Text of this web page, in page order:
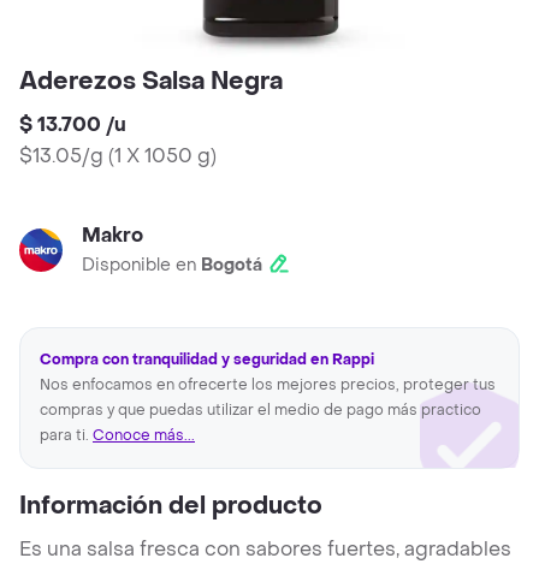
Aderezos Salsa Negra
$ 13.700 /u
$13.05/g (1 X 1050 g)
Makro
Disponible en Bogotá
Compra con tranquilidad y seguridad en Rappi
Nos enfocamos en ofrecerte los mejores precios, proteger tus
compras y que puedas utilizar el medio de pago más practico
para ti. Conoce más...
Información del producto
Es una salsa fresca con sabores fuertes, agradables